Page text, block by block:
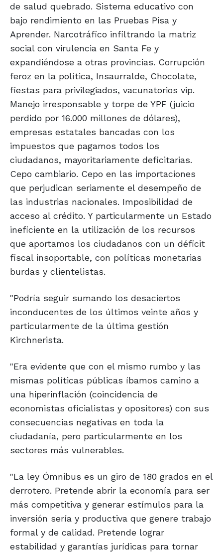
de salud quebrado. Sistema educativo con
bajo rendimiento en las Pruebas Pisa y
Aprender. Narcotráfico infiltrando la matriz
social con virulencia en Santa Fe y
expandiéndose a otras provincias. Corrupción
feroz en la política, Insaurralde, Chocolate,
fiestas para privilegiados, vacunatorios vip.
Manejo irresponsable y torpe de YPF (juicio
perdido por 16.000 millones de dólares),
empresas estatales bancadas con los
impuestos que pagamos todos los
ciudadanos, mayoritariamente deficitarias.
Cepo cambiario. Cepo en las importaciones
que perjudican seriamente el desempeño de
las industrias nacionales. Imposibilidad de
acceso al crédito. Y particularmente un Estado
ineficiente en la utilización de los recursos
que aportamos los ciudadanos con un déficit
fiscal insoportable, con políticas monetarias
burdas y clientelistas.
"Podría seguir sumando los desaciertos
inconducentes de los últimos veinte años y
particularmente de la última gestión
Kirchnerista.
"Era evidente que con el mismo rumbo y las
mismas políticas públicas íbamos camino a
una hiperinflación (coincidencia de
economistas oficialistas y opositores) con sus
consecuencias negativas en toda la
ciudadanía, pero particularmente en los
sectores más vulnerables.
"La ley Ómnibus es un giro de 180 grados en el
derrotero. Pretende abrir la economía para ser
más competitiva y generar estímulos para la
inversión sería y productiva que genere trabajo
formal y de calidad. Pretende lograr
estabilidad y garantías jurídicas para tornar